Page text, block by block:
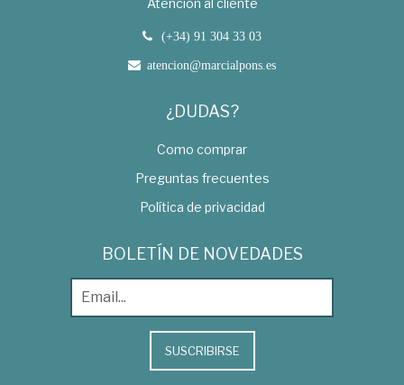
(+34) 91 304 33 03
atencion@marcialpons.es
¿DUDAS?
Como comprar
Preguntas frecuentes
Política de privacidad
BOLETÍN DE NOVEDADES
SUSCRIBIRSE